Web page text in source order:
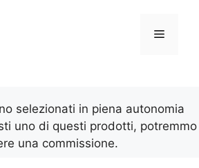
Menu
selezionati in piena autonomia
uno di questi prodotti, potremmo
una commissione.